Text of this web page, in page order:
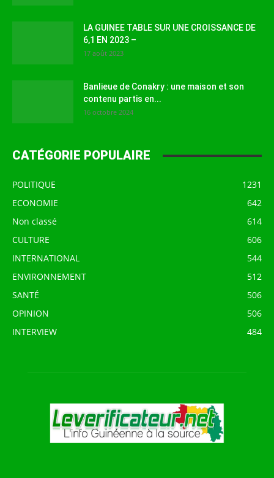
LA GUINEE TABLE SUR UNE CROISSANCE DE
6,1 EN 2023 –
17 août 2023
Banlieue de Conakry : une maison et son
contenu partis en...
16 octobre 2024
CATÉGORIE POPULAIRE
POLITIQUE
1231
ECONOMIE
642
Non classé
614
CULTURE
606
INTERNATIONAL
544
ENVIRONNEMENT
512
SANTÉ
506
OPINION
506
INTERVIEW
484